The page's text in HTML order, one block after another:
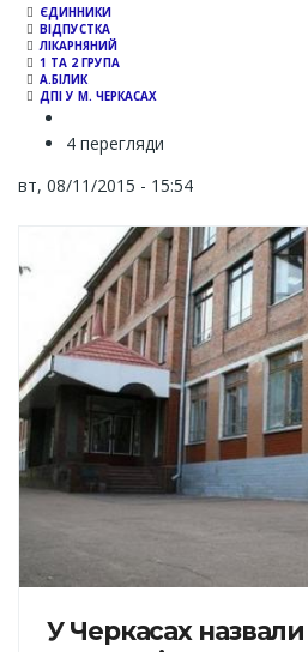
ЄДИННИКИ
ВІДПУСТКА
ЛІКАРНЯНИЙ
1 ТА 2 ГРУПА
А.БІЛИК
ДПІ У М. ЧЕРКАСАХ
4 перегляди
вт, 08/11/2015 - 15:54
У Черкасах